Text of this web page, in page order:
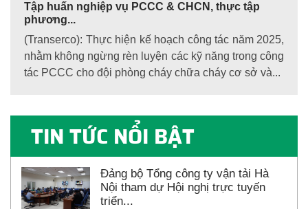
Tập huấn nghiệp vụ PCCC & CHCN, thực tập
phương...
(Transerco): Thực hiện kế hoạch công tác năm 2025,
nhằm không ngừng rèn luyện các kỹ năng trong công
tác PCCC cho đội phòng cháy chữa cháy cơ sở và...
TIN TỨC NỔI BẬT
Đảng bộ Tổng công ty vận tải Hà
Nội tham dự Hội nghị trực tuyến
triển...